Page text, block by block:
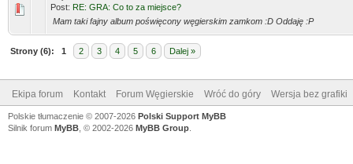
Post: RE: GRA: Co to za miejsce?
Mam taki fajny album poświęcony węgierskim zamkom :D Oddaję :P
Strony (6): 1 2 3 4 5 6 Dalej »
Ekipa forum Kontakt Forum Węgierskie Wróć do góry Wersja bez grafiki
Polskie tłumaczenie © 2007-2026 Polski Support MyBB
Silnik forum MyBB , © 2002-2026 MyBB Group